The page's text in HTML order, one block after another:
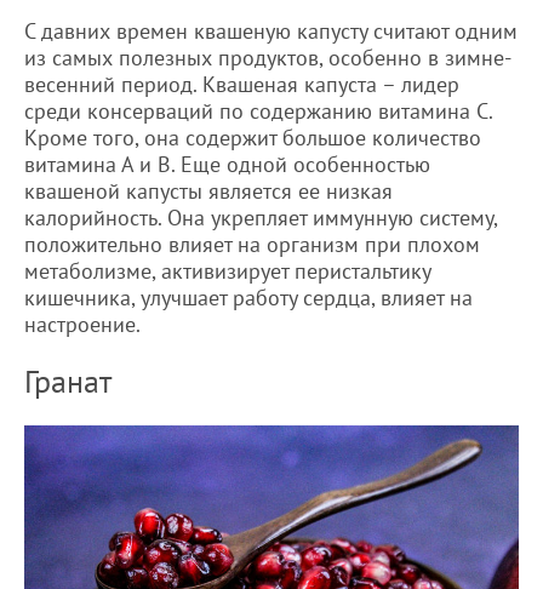
С давних времен квашеную капусту считают одним
из самых полезных продуктов, особенно в зимне-
весенний период. Квашеная капуста – лидер
среди консерваций по содержанию витамина С.
Кроме того, она содержит большое количество
витамина А и В. Еще одной особенностью
квашеной капусты является ее низкая
калорийность. Она укрепляет иммунную систему,
положительно влияет на организм при плохом
метаболизме, активизирует перистальтику
кишечника, улучшает работу сердца, влияет на
настроение.
Гранат